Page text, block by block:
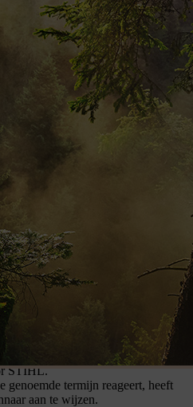
meer
is enkel mogelijk via de MY
Webportaal. Deelnemers zijn
zijn op het moment van
hebben in de Benelux.
25.05.2026 om 01:00 CET met de
App en op het MY STIHL
en 09.10.2026.
activiteiten en de meeste
zal aan de winnaar
niet inwisselbaar. Inwisseling,
of overdracht van de prijs aan
bepaald op 26
06.2026.
ten laatste op
26.06.2026
per e-
STIHL.
genoemde termijn reageert, heeft
aan te wijzen.